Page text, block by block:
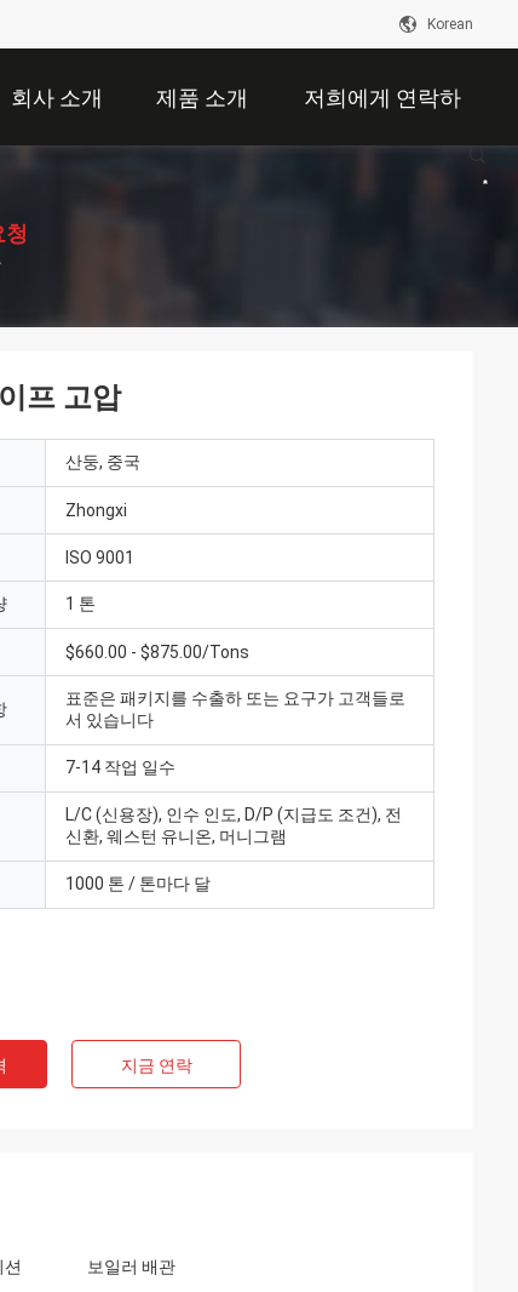
Korean
회사 소개 제품 소개 저희에게 연락하
청
프 고압
산둥, 중국
Zhongxi
ISO 9001
1 톤
$660.00 - $875.00/Tons
표준은 패키지를 수출하 또는 요구가 고객들로
서 있습니다
7-14 작업 일수
L/C (신용장), 인수 인도, D/P (지급도 조건), 전
신환, 웨스턴 유니온, 머니그램
1000 톤 / 톤마다 달
지금 연락
보일러 배관